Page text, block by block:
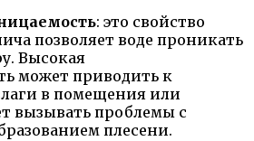
: это свойство
позволяет воде проникать
Высокая
может приводить к
в помещения или
вызывать проблемы с
плесени.